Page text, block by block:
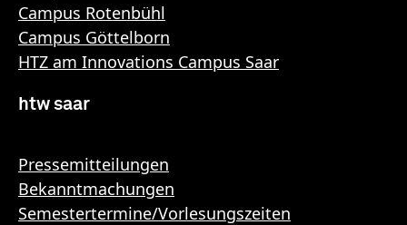
Campus Rotenbühl
Campus Göttelborn
HTZ am Innovations Campus Saar
htw saar
Pressemitteilungen
Bekanntmachungen
Semestertermine/Vorlesungszeiten